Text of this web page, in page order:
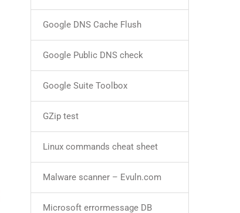
Google DNS Cache Flush
Google Public DNS check
Google Suite Toolbox
GZip test
Linux commands cheat sheet
Malware scanner – Evuln.com
Microsoft errormessage DB